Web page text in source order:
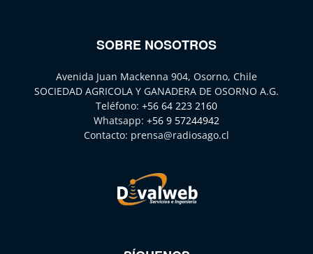
SOBRE NOSOTROS
Avenida Juan Mackenna 904, Osorno, Chile
SOCIEDAD AGRICOLA Y GANADERA DE OSORNO A.G.
Teléfono: +56 64 223 2160
Whatsapp: +56 9 57244942
Contacto: prensa@radiosago.cl